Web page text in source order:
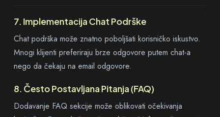
7. Implementacija Chat Podrške
Chat podrška može znatno poboljšati korisničko iskustvo.
Mnogi klijenti preferiraju brze odgovore putem chat-a
nego da čekaju na email odgovore.
8. Često Postavljana Pitanja (FAQ)
Dodavanje FAQ sekcije može oblikovati očekivanja